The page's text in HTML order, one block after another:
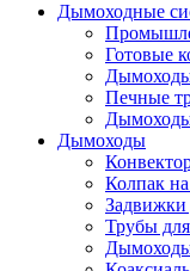
Дымоходные
Готовые
Печные
Дымоходы
Колпак
Задвижки
Трубы